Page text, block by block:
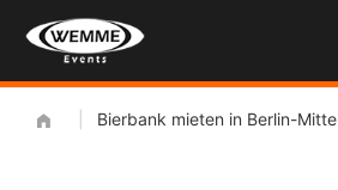
Inhalt
Bierbank mieten in Berlin-Mitte